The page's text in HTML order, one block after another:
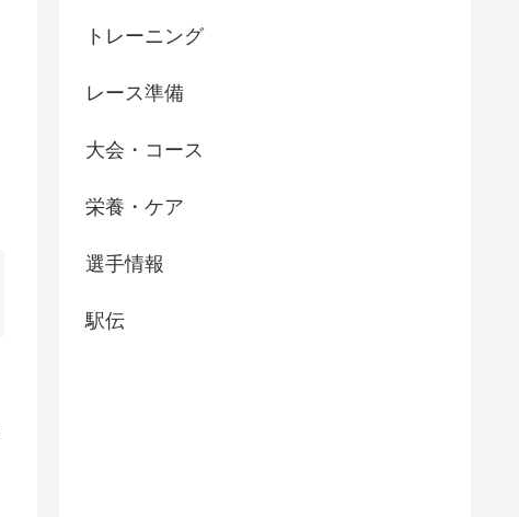
トレーニング
レース準備
大会・コース
栄養・ケア
選手情報
駅伝